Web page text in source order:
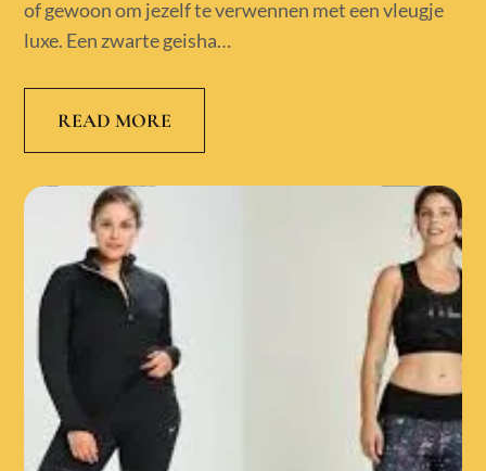
of gewoon om jezelf te verwennen met een vleugje
luxe. Een zwarte geisha…
READ MORE